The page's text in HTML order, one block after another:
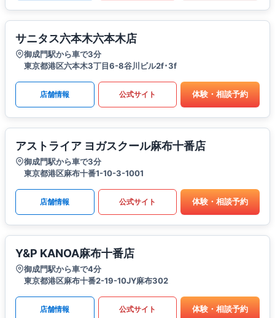
サニタス六本木六本木店
御成門駅から車で3分
東京都港区六本木3丁目6-8谷川ビル2f･3f
店舗情報 公式サイト 体験・相談予約
アストライア ヨガスクール麻布十番店
御成門駅から車で3分
東京都港区麻布十番1-10-3-1001
店舗情報 公式サイト 体験・相談予約
Y&P KANOA麻布十番店
御成門駅から車で4分
東京都港区麻布十番2-19-10JY麻布302
店舗情報 公式サイト 体験・相談予約